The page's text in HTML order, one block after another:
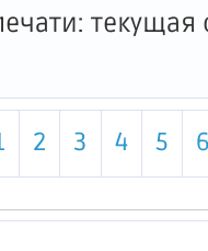
2 3 4 5